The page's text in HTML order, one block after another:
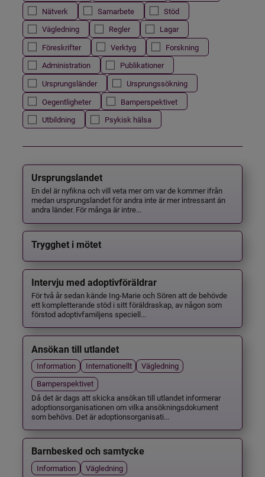
Nätverk
Samarbete
Stöd
Vägledning
Regler
Lagar
Föreskrifter
Verktyg
Forskning
Administration
Publikationer
Ursprungsländer
Ursprungssökning
Oegentligheter
Barnperspektivet
Utbildning
Psykisk hälsa
Ursprungslandet
En del är nyfikna och vill veta mer om var de kommer ifrån
medan ursprungslandet för andra inte är mer intressant än
andra länder. För många är intre...
Trygghet i mötet
Intervju med adoptivföräldrar
För två år sedan kände Ing-Marie och Sören att de behövde
ett kompletterande stöd i sitt föräldraskap, av någon som
förstod adoptivfamiljens speciell...
Ansökan till utlandet
Information Internationellt
Vägledning
Barnperspektivet
Då det är dags att skicka ansökan till utlandet informerar
adoptionsorganisationen om vilka ansökningsdokument
som behövs. Det är adoptionsorganisati...
Barnbesked och samtycke
Information
Vägledning